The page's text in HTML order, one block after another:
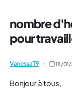
nombre
pour
VanessaT9 18/01/
Bonjour à tous,